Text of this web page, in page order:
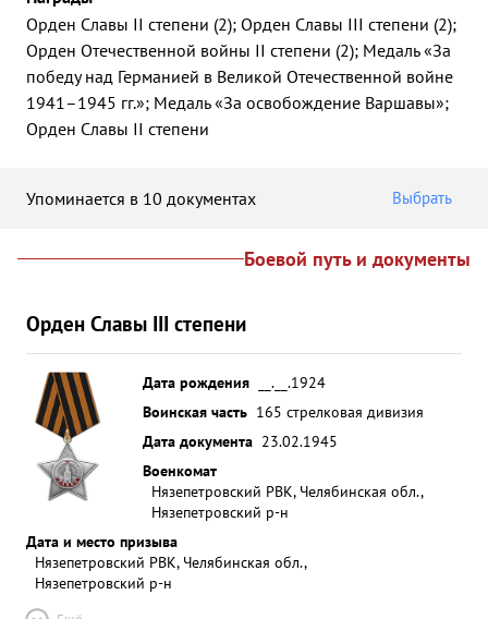
Орден Славы II степени (2); Орден Славы III степени (2);
Орден Отечественной войны II степени (2); Медаль «За
победу над Германией в Великой Отечественной войне
1941–1945 гг.»; Медаль «За освобождение Варшавы»;
Орден Славы II степени
Упоминается в 10 документах Выбрать
Боевой путь и документы
Орден Славы III степени
Дата рождения
__.__.1924
Воинская часть 165 стрелковая дивизия
Дата документа 23.02.1945
Военкомат
Нязепетровский РВК, Челябинская обл.,
Нязепетровский р-н
Дата и место призыва
Нязепетровский РВК, Челябинская обл.,
Нязепетровский р-н